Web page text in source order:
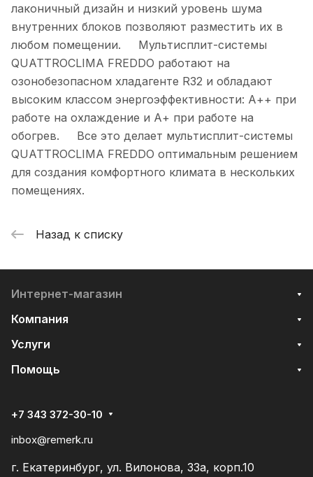
лаконичный дизайн и низкий уровень шума
внутренних блоков позволяют разместить их в
любом помещении. Мультисплит-системы
QUATTROCLIMA FREDDO работают на
озонобезопасном хладагенте R32 и обладают
высоким классом энергоэффективности: А++ при
работе на охлаждение и А+ при работе на
обогрев. Все это делает мультисплит-системы
QUATTROCLIMA FREDDO оптимальным решением
для создания комфортного климата в нескольких
помещениях.
Назад к списку
Интернет-магазин
Компания
Услуги
Помощь
+7 343 372-30-10
inbox@remerk.ru
г. Екатеринбург, ул. Вилонова, 33а, корп.10